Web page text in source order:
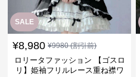
SALE
¥8,980 ¥9980(割引前)
ロリータファッション 【ゴスロ
リ】姫袖フリルレース重ね襟ワ